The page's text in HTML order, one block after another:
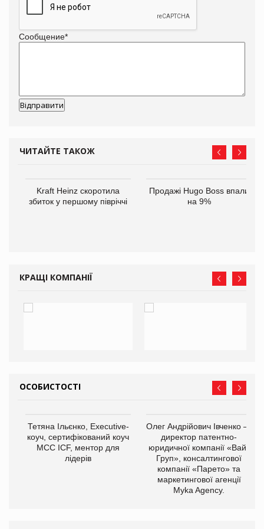
Сообщение*
ЧИТАЙТЕ ТАКОЖ
Kraft Heinz скоротила
збиток у першому півріччі
Продажі Hugo Boss впали
на 9%
КРАЩІ КОМПАНІЇ
ОСОБИСТОСТІ
Тетяна Ільєнко, Executive-
коуч, сертифікований коуч
МСС ICF, ментор для
лідерів
Олег Андрійович Івченко —
директор патентно-
юридичної компанії «Вайз
Груп», консалтингової
компанії «Парето» та
маркетингової агенції
Myka Agency.